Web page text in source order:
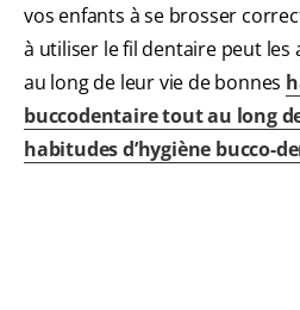
vos enfants à se brosser
à utiliser le fil dentaire peut
au long de leur vie de bonnes
buccodentaire tout au long
habitudes d’hygiène bucco-